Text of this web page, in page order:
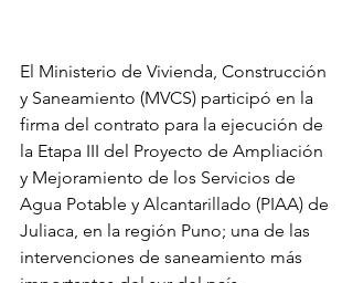
El Ministerio de Vivienda, Construcción
y Saneamiento (MVCS) participó en la
firma del contrato para la ejecución de
la Etapa III del Proyecto de Ampliación
y Mejoramiento de los Servicios de
Agua Potable y Alcantarillado (PIAA) de
Juliaca, en la región Puno; una de las
intervenciones de saneamiento más